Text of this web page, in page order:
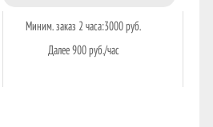
Миним. заказ 2 часа:3000 руб.
Далее 900 руб./час